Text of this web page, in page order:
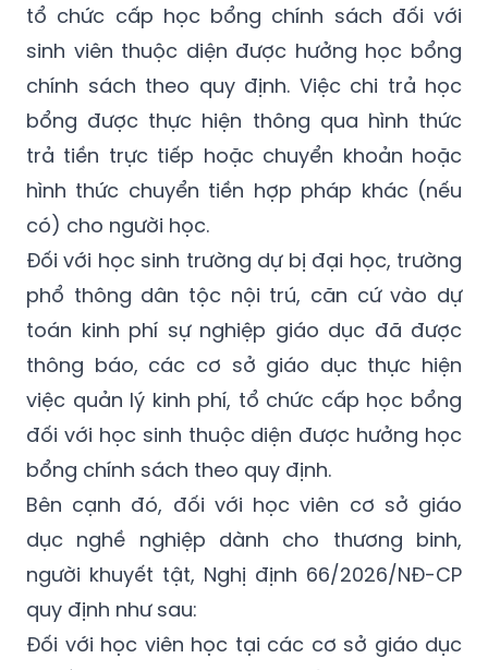
thông báo, Sở Giáo dục và Đào tạo theo
thẩm quyền thực hiện việc quản lý kinh phí,
tổ chức cấp học bổng chính sách đối với
sinh viên thuộc diện được hưởng học bổng
chính sách theo quy định. Việc chi trả học
bổng được thực hiện thông qua hình thức
trả tiền trực tiếp hoặc chuyển khoản hoặc
hình thức chuyển tiền hợp pháp khác (nếu
có) cho người học.
Đối với học sinh trường dự bị đại học, trường
phổ thông dân tộc nội trú, căn cứ vào dự
toán kinh phí sự nghiệp giáo dục đã được
thông báo, các cơ sở giáo dục thực hiện
việc quản lý kinh phí, tổ chức cấp học bổng
đối với học sinh thuộc diện được hưởng học
bổng chính sách theo quy định.
Bên cạnh đó, đối với học viên cơ sở giáo
dục nghề nghiệp dành cho thương binh,
người khuyết tật, Nghị định 66/2026/NĐ-CP